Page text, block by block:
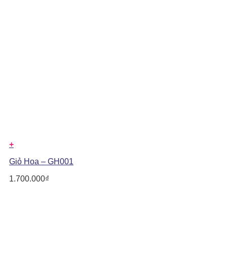
+
Giỏ Hoa – GH001
1.700.000₫